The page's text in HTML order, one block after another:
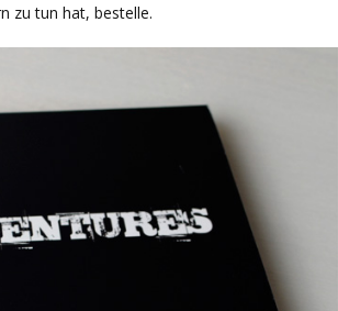
zu tun hat, bestelle.